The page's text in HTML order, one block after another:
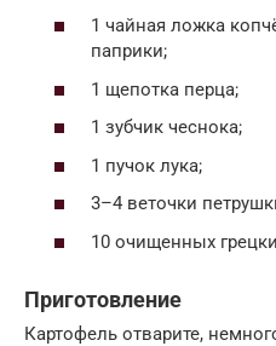
1 чайная ложка
паприки;
1 щепотка перца;
1 зубчик чеснока;
1 пучок лука;
3–4 веточки
10 очищенных
Приготовление
Картофель отварите,